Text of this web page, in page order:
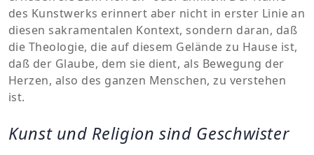
des Kunstwerks erinnert aber nicht in erster Linie an
diesen sakramentalen Kontext, sondern daran, daß
die Theologie, die auf diesem Gelände zu Hause ist,
daß der Glaube, dem sie dient, als Bewegung der
Herzen, also des ganzen Menschen, zu verstehen
ist.
Kunst und Religion sind Geschwister